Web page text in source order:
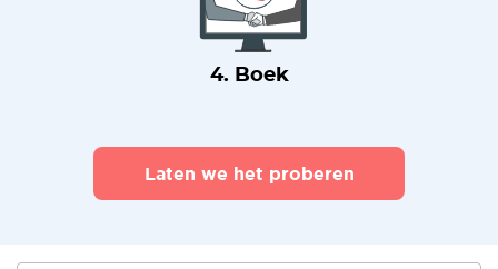
4. Boek
Laten we het proberen